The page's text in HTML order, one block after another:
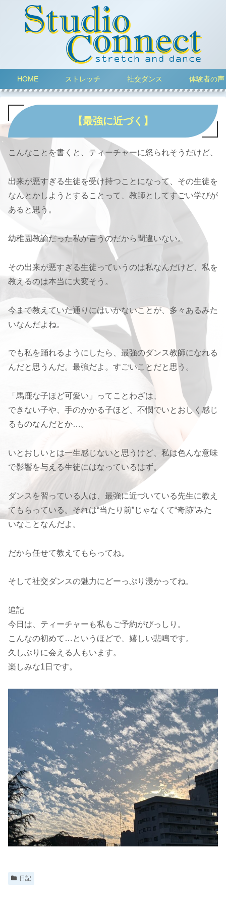
HOME ストレッチ 社交ダンス 体験者の声
【最強に近づく】
こんなことを書くと、ティーチャーに怒られそうだけど、
出来が悪すぎる生徒を受け持つことになって、その生徒を
なんとかしようとすることって、教師としてすごい学びが
あると思う。
幼稚園教諭だった私が言うのだから間違いない。
その出来が悪すぎる生徒っていうのは私なんだけど、私を
教えるのは本当に大変そう。
今まで教えていた通りにはいかないことが、多々あるみた
いなんだよね。
でも私を踊れるようにしたら、最強のダンス教師になれる
んだと思うんだ。最強だよ。すごいことだと思う。
「馬鹿な子ほど可愛い」ってことわざは、
できない子や、手のかかる子ほど、不憫でいとおしく感じ
るものなんだとか…。
いとおしいとは一生感じないと思うけど、私は色んな意味
で影響を与える生徒にはなっているはず。
ダンスを習っている人は、最強に近づいている先生に教え
てもらっている。それは“当たり前”じゃなくて“奇跡”みた
いなことなんだよ。
だから任せて教えてもらってね。
そして社交ダンスの魅力にどーっぷり浸かってね。
追記
今日は、ティーチャーも私もご予約がびっしり。
こんなの初めて…というほどで、嬉しい悲鳴です。
久しぶりに会える人もいます。
楽しみな1日です。
日記